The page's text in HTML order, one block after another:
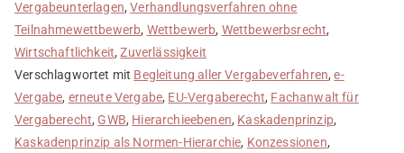
Vergabeunterlagen,Verhandlungsverfahren ohne
Teilnahmewettbewerb, Wettbewerb, Wettbewerbsrecht,
Wirtschaftlichkeit,Zuverlässigkeit
Verschlagwortet mit Begleitung aller Vergabeverfahren,e-
Vergabe, erneute Vergabe, EU-Vergaberecht, Fachanwalt für
Vergaberecht, GWB, Hierarchieebenen, Kaskadenprinzip,
Kaskadenprinzip als Normen-Hierarchie, Konzessionen,